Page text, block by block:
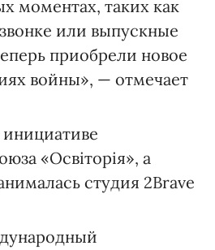
моментах, таких как
или выпускные
приобрели новое
войны», — отмечает
инициативе
«Освіторія», а
студия 2Brave